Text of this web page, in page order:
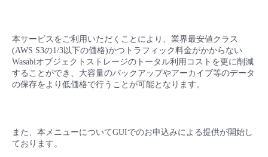
本サービスをご利用いただくことにより、業界最安値クラス
(AWS S3の1/3以下の価格)かつトラフィック料金がかからない
Wasabiオブジェクトストレージのトータル利用コストを更に削減
することができ、大容量のバックアップやアーカイブ等のデータ
の保存をより低価格で行うことが可能となります。
また、本メニューについてGUIでのお申込みによる提供が開始し
ております。